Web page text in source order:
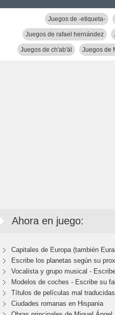
Juegos de -etiqueta-
Juegos de rafael hernández
Juegos de ch'ab'äl Juegos de
Ahora en juego:
Capitales de Europa (también
Escribe los planetas según su
Vocalista y grupo musical -
Modelos de coches - Escribe su
Títulos de películas mal traducidas
Ciudades romanas en Hispania